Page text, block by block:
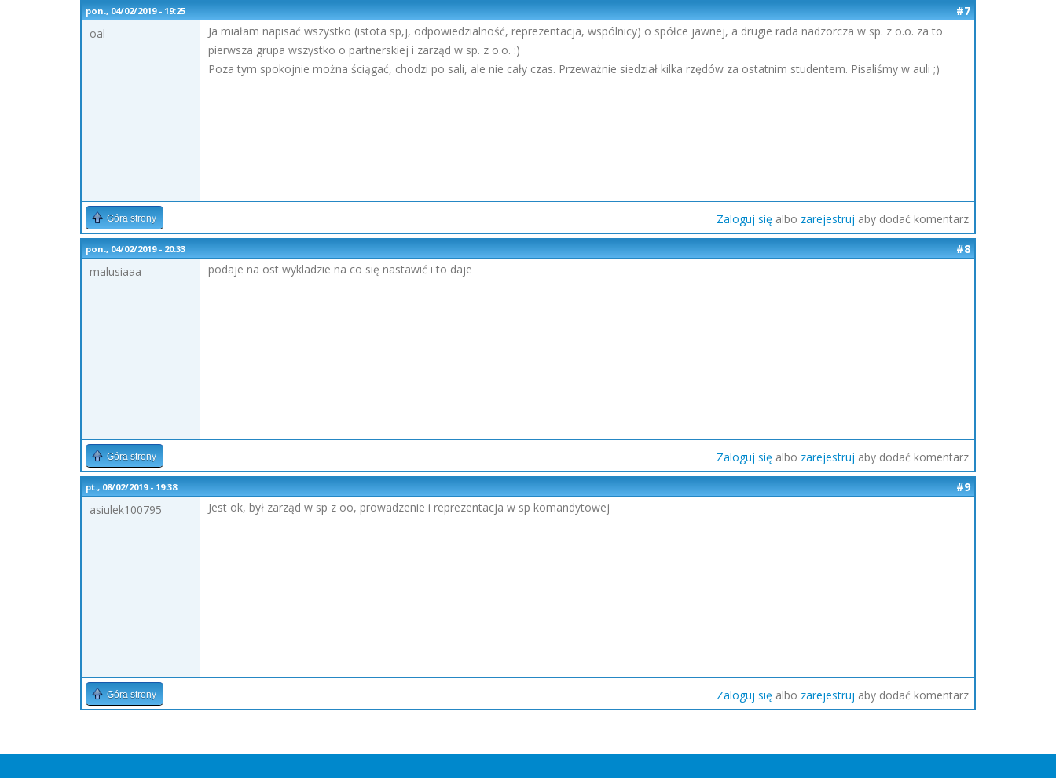
pon., 04/02/2019 - 19:25
#7
oal
Ja miałam napisać wszystko (istota sp,j, odpowiedzialność, reprezentacja, wspólnicy) o spółce jawnej, a drugie rada nadzorcza w sp. z o.o. za to
pierwsza grupa wszystko o partnerskiej i zarząd w sp. z o.o. :)
Poza tym spokojnie można ściągać, chodzi po sali, ale nie cały czas. Przeważnie siedział kilka rzędów za ostatnim studentem. Pisaliśmy w auli ;)
Góra strony Zaloguj się albo zarejestruj aby dodać komentarz
pon., 04/02/2019 - 20:33
#8
malusiaaa
podaje na ost wykladzie na co się nastawić i to daje
Góra strony Zaloguj się albo zarejestruj aby dodać komentarz
pt., 08/02/2019 - 19:38
#9
asiulek100795
Jest ok, był zarząd w sp z oo, prowadzenie i reprezentacja w sp komandytowej
Góra strony Zaloguj się albo zarejestruj aby dodać komentarz